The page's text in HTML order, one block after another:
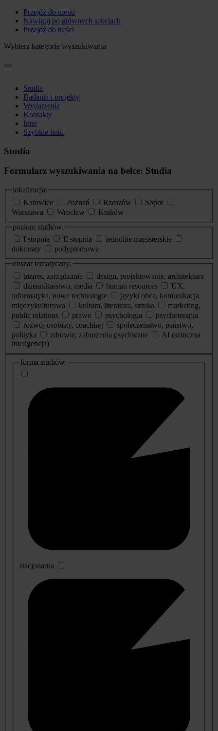
Przejdź do menu
Nawiguj po głównych sekcjach
Przejdź do treści
Wybierz kategorię wyszukiwania
Studia
Badania i projekty
Wydarzenia
Kontakty
Inne
Szybkie linki
Studia
Formularz wyszukiwania na belce: Studia
lokalizacja:
Katowice
Poznań Rzeszów
Sopot
Warszawa
Wrocław
Kraków
poziom studiów:
I stopnia
II stopnia
jednolite magisterskie
doktoraty
podyplomowe
obszar tematyczny:
biznes, zarządzanie
design, projektowanie, architektura
dziennikarstwo, media
human resources
UX,
informatyka, nowe technologie
języki obce, komunikacja
międzykulturowa
kultura, literatura, sztuka
marketing,
public relations
prawo psychologia
psychoterapia
rozwój osobisty, coaching
społeczeństwo, państwo,
polityka
zdrowie, zaburzenia psychiczne
AI (sztuczna
inteligencja)
dodatkowe
informacje
forma studiów:
stacjonarna